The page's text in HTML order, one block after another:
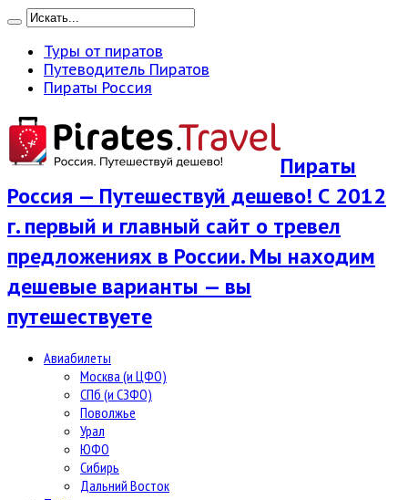
Туры от пиратов
Путеводитель Пиратов
Пираты Россия
Пираты
Россия — Путешествуй дешево! С 2012
г. первый и главный сайт о тревел
предложениях в России. Мы находим
дешевые варианты — вы
путешествуете
Авиабилеты
Москва (и ЦФО)
СПб (и СЗФО)
Поволжье
Урал
ЮФО
Сибирь
Дальний Восток